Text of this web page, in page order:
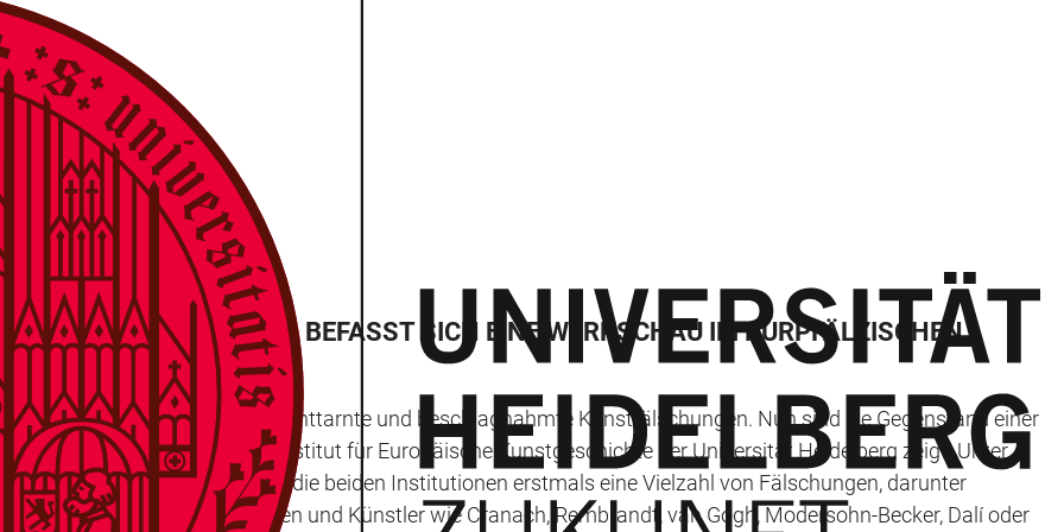
WIE MAN SIE ERKENNT, BEFASST SICH EINE WERKSCHAU IM KURPFÄLZISCHEN
der Landeskriminalämter – enttarnte und beschlagnahmte Kunstfälschungen. Nun sind sie Gegenstand einer
in Kooperation mit dem Institut für Europäische Kunstgeschichte der Universität Heidelberg zeigt. Unter
Richtige lernen“ präsentieren die beiden Institutionen erstmals eine Vielzahl von Fälschungen, darunter
herausragender Künstlerinnen und Künstler wie Cranach, Rembrandt, van Gogh, Modersohn-Becker, Dalí oder